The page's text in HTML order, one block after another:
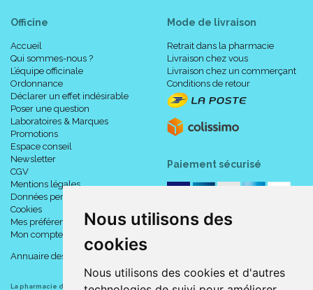
Nous utilisons des
cookies
Nous utilisons des cookies et d'autres
Officine
Accueil
Qui sommes-nous ?
L’équipe officinale
Ordonnance
Déclarer un effet indésirable
Poser une question
Laboratoires & Marques
Promotions
Espace conseil
Newsletter
CGV
Mentions légales
Données personnelles
Cookies
Mes préférences Cookies
Mon compte
Annuaire des pharmacies
Mode de livraison
Retrait dans la pharmacie
Livraison chez vous
Livraison chez un commerçant
Conditions de retour
Paiement sécurisé
La pharmacie du centre à Albert (80300) est une pharmacie française certifiée ISO